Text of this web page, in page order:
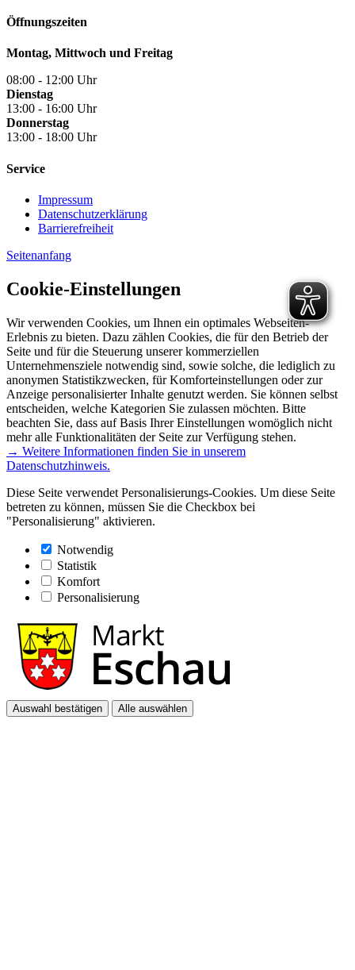
Öffnungszeiten
Montag, Mittwoch und Freitag
08:00 - 12:00 Uhr
Dienstag
13:00 - 16:00 Uhr
Donnerstag
13:00 - 18:00 Uhr
Service
Impressum
Datenschutzerklärung
Barrierefreiheit
Seitenanfang
Cookie-Einstellungen
Wir verwenden Cookies, um Ihnen ein optimales Webseiten-
Erlebnis zu bieten. Dazu zählen Cookies, die für den Betrieb der
Seite und für die Steuerung unserer kommerziellen
Unternehmensziele notwendig sind, sowie solche, die lediglich zu
anonymen Statistikzwecken, für Komforteinstellungen oder zur
Anzeige personalisierter Inhalte genutzt werden. Sie können selbst
entscheiden, welche Kategorien Sie zulassen möchten. Bitte
beachten Sie, dass auf Basis Ihrer Einstellungen womöglich nicht
mehr alle Funktionalitäten der Seite zur Verfügung stehen.
→ Weitere Informationen finden Sie in unserem
Datenschutzhinweis.
Diese Seite verwendet Personalisierungs-Cookies. Um diese Seite
betreten zu können, müssen Sie die Checkbox bei
"Personalisierung" aktivieren.
Notwendig
Statistik
Komfort
Personalisierung
Auswahl bestätigen Alle auswählen